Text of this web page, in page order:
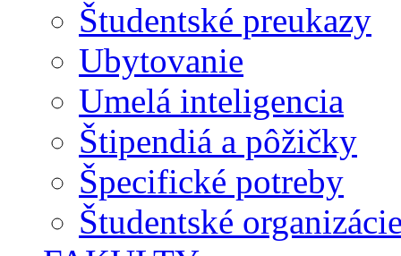
Študentské preukazy
Ubytovanie
Umelá inteligencia
Štipendiá a pôžičky
Špecifické potreby
Študentské